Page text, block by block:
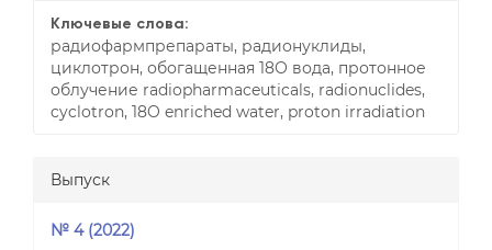
Ключевые слова:
радиофармпрепараты, радионуклиды,
циклотрон, обогащенная 18О вода, протонное
облучение radiopharmaceuticals, radionuclides,
cyclotron, 18O enriched water, proton irradiation
Выпуск
№ 4 (2022)